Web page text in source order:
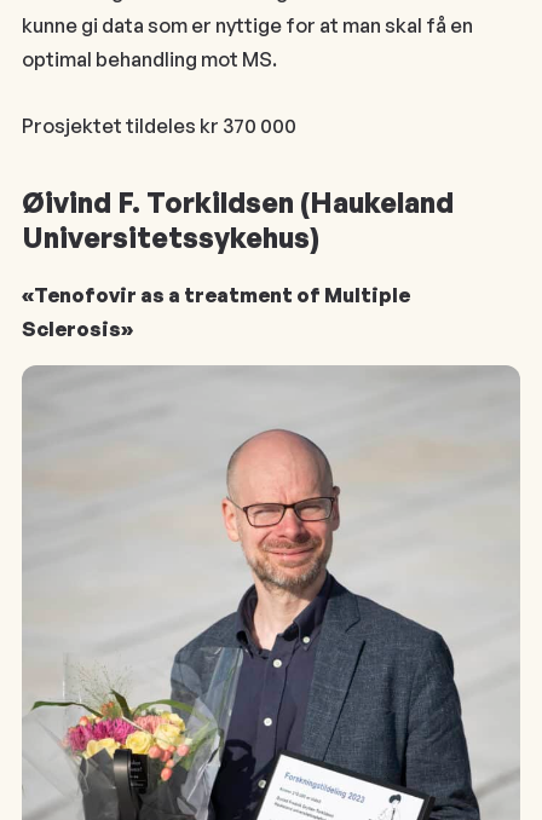
kunne gi data som er nyttige for at man skal få en
optimal behandling mot MS.
Prosjektet tildeles kr 370 000
Øivind F. Torkildsen (Haukeland
Universitetssykehus)
«Tenofovir as a treatment of Multiple
Sclerosis»